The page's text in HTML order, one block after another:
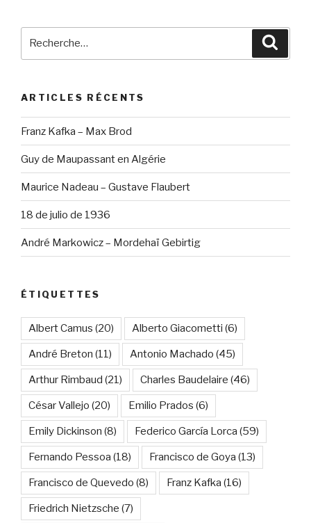
ARTICLES RÉCENTS
Franz Kafka – Max Brod
Guy de Maupassant en Algérie
Maurice Nadeau – Gustave Flaubert
18 de julio de 1936
André Markowicz – Mordehaï Gebirtig
ÉTIQUETTES
Albert Camus (20) Alberto Giacometti (6)
André Breton (11) Antonio Machado (45)
Arthur Rimbaud (21) Charles Baudelaire (46)
César Vallejo (20) Emilio Prados (6)
Emily Dickinson (8) Federico García Lorca (59)
Fernando Pessoa (18) Francisco de Goya (13)
Francisco de Quevedo (8) Franz Kafka (16)
Friedrich Nietzsche (7)